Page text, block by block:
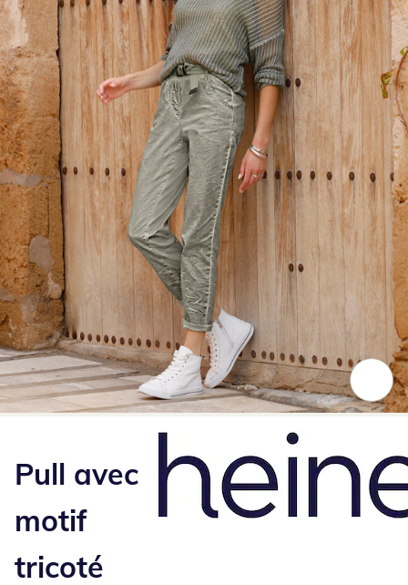
Pull avec
motif
tricoté